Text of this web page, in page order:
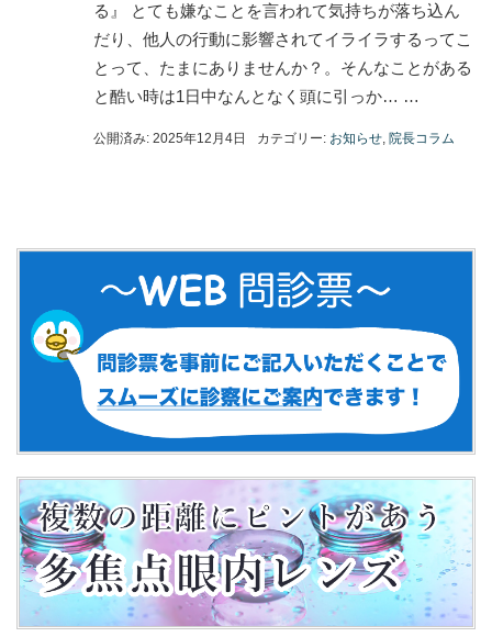
る』 とても嫌なことを言われて気持ちが落ち込ん
だり、他人の行動に影響されてイライラするってこ
とって、たまにありませんか？。そんなことがある
と酷い時は1日中なんとなく頭に引っか… …
公開済み: 2025年12月4日 カテゴリー: お知らせ, 院長コラム